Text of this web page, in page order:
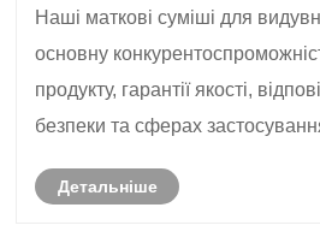
Наші маткові суміші для
основну
продукту, гарантії якості,
безпеки та сферах
Детальніше